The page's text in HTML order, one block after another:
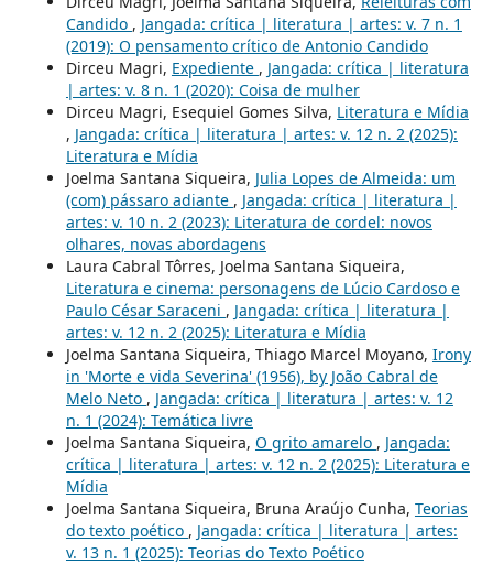
Candido , Jangada: crítica | literatura | artes: v. 7 n. 1
(2019): O pensamento crítico de Antonio Candido
Dirceu Magri, Expediente , Jangada: crítica | literatura
| artes: v. 8 n. 1 (2020): Coisa de mulher
Dirceu Magri, Esequiel Gomes Silva, Literatura e Mídia
, Jangada: crítica | literatura | artes: v. 12 n. 2 (2025):
Literatura e Mídia
Joelma Santana Siqueira, Julia Lopes de Almeida: um
(com) pássaro adiante , Jangada: crítica | literatura |
artes: v. 10 n. 2 (2023): Literatura de cordel: novos
olhares, novas abordagens
Laura Cabral Tôrres, Joelma Santana Siqueira,
Literatura e cinema: personagens de Lúcio Cardoso e
Paulo César Saraceni , Jangada: crítica | literatura |
artes: v. 12 n. 2 (2025): Literatura e Mídia
Joelma Santana Siqueira, Thiago Marcel Moyano, Irony
in 'Morte e vida Severina' (1956), by João Cabral de
Melo Neto , Jangada: crítica | literatura | artes: v. 12
n. 1 (2024): Temática livre
Joelma Santana Siqueira, O grito amarelo , Jangada:
crítica | literatura | artes: v. 12 n. 2 (2025): Literatura e
Mídia
Joelma Santana Siqueira, Bruna Araújo Cunha, Teorias
do texto poético , Jangada: crítica | literatura | artes:
v. 13 n. 1 (2025): Teorias do Texto Poético